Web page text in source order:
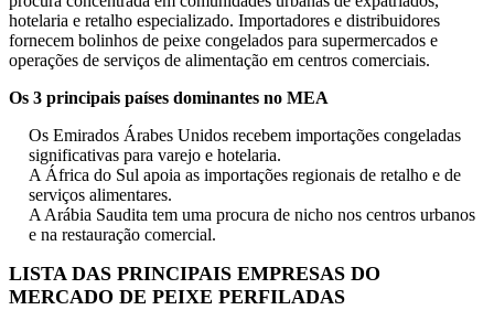
hotelaria e retalho especializado. Importadores e distribuidores
fornecem bolinhos de peixe congelados para supermercados e
operações de serviços de alimentação em centros comerciais.
Os 3 principais países dominantes no MEA
Os Emirados Árabes Unidos recebem importações congeladas
significativas para varejo e hotelaria.
A África do Sul apoia as importações regionais de retalho e de
serviços alimentares.
A Arábia Saudita tem uma procura de nicho nos centros urbanos
e na restauração comercial.
LISTA DAS PRINCIPAIS EMPRESAS DO
MERCADO DE PEIXE PERFILADAS